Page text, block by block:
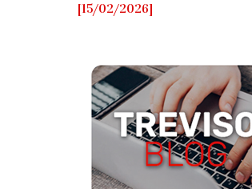
[15/02/2026]